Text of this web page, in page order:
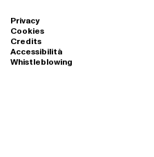
Privacy
Cookies
Credits
Accessibilità
Whistleblowing